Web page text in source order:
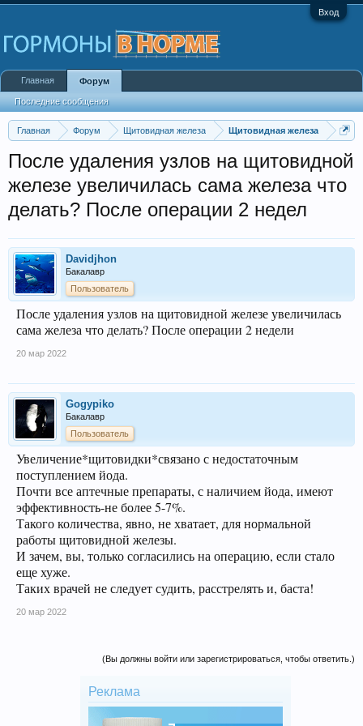
Вход
Главная Форум Щитовидная железа Щитовидная железа
После удаления узлов на щитовидной
железе увеличилась сама железа что
делать? После операции 2 недел
Davidjhon
Бакалавр
Пользователь
После удаления узлов на щитовидной железе увеличилась
сама железа что делать? После операции 2 недели
20 мар 2022
Gogypiko
Бакалавр
Пользователь
Увеличение*щитовидки*связано с недостаточным
поступлением йода.
Почти все аптечные препараты, с наличием йода, имеют
эффективность-не более 5-7%.
Такого количества, явно, не хватает, для нормальной
работы щитовидной железы.
И зачем, вы, только согласились на операцию, если стало
еще хуже.
Таких врачей не следует судить, расстрелять и, баста!
20 мар 2022
(Вы должны войти или зарегистрироваться, чтобы ответить.)
Реклама
Главная Форум
Последние сообщения